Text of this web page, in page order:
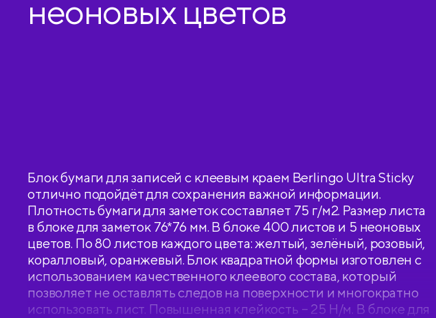
неоновых цветов
Блок бумаги для записей с клеевым краем Berlingo Ultra Sticky
отлично подойдёт для сохранения важной информации.
Плотность бумаги для заметок составляет 75 г/м2. Размер листа
в блоке для заметок 76*76 мм. В блоке 400 листов и 5 неоновых
цветов. По 80 листов каждого цвета: желтый, зелёный, розовый,
коралловый, оранжевый. Блок квадратной формы изготовлен с
использованием качественного клеевого состава, который
позволяет не оставлять следов на поверхности и многократно
использовать лист. Повышенная клейкость – 25 Н/м. В блоке для